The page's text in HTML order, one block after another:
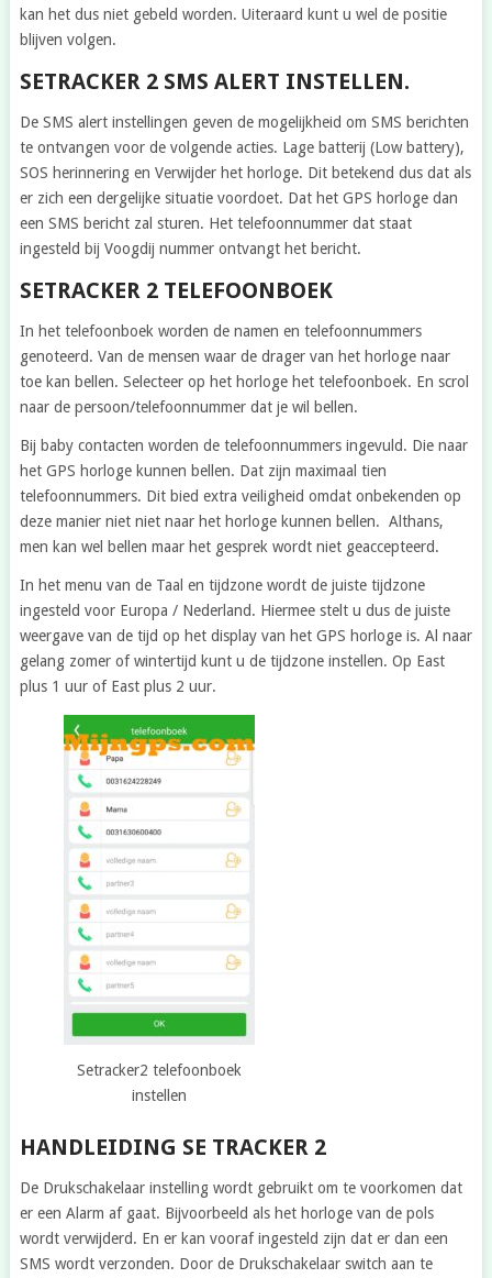
kan het dus niet gebeld worden. Uiteraard kunt u wel de positie
blijven volgen.
SETRACKER 2 SMS ALERT INSTELLEN.
De SMS alert instellingen geven de mogelijkheid om SMS berichten
te ontvangen voor de volgende acties. Lage batterij (Low battery),
SOS herinnering en Verwijder het horloge. Dit betekend dus dat als
er zich een dergelijke situatie voordoet. Dat het GPS horloge dan
een SMS bericht zal sturen. Het telefoonnummer dat staat
ingesteld bij Voogdij nummer ontvangt het bericht.
SETRACKER 2 TELEFOONBOEK
In het telefoonboek worden de namen en telefoonnummers
genoteerd. Van de mensen waar de drager van het horloge naar
toe kan bellen. Selecteer op het horloge het telefoonboek. En scrol
naar de persoon/telefoonnummer dat je wil bellen.
Bij baby contacten worden de telefoonnummers ingevuld. Die naar
het GPS horloge kunnen bellen. Dat zijn maximaal tien
telefoonnummers. Dit bied extra veiligheid omdat onbekenden op
deze manier niet niet naar het horloge kunnen bellen. Althans,
men kan wel bellen maar het gesprek wordt niet geaccepteerd.
In het menu van de Taal en tijdzone wordt de juiste tijdzone
ingesteld voor Europa / Nederland. Hiermee stelt u dus de juiste
weergave van de tijd op het display van het GPS horloge is. Al naar
gelang zomer of wintertijd kunt u de tijdzone instellen. Op East
plus 1 uur of East plus 2 uur.
Setracker2 telefoonboek
instellen
HANDLEIDING SE TRACKER 2
De Drukschakelaar instelling wordt gebruikt om te voorkomen dat
er een Alarm af gaat. Bijvoorbeeld als het horloge van de pols
wordt verwijderd. En er kan vooraf ingesteld zijn dat er dan een
SMS wordt verzonden. Door de Drukschakelaar switch aan te